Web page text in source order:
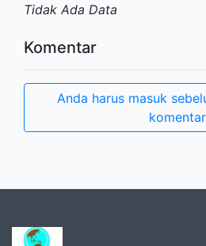
Tidak Ada Data
Komentar
Anda harus masuk
komentar